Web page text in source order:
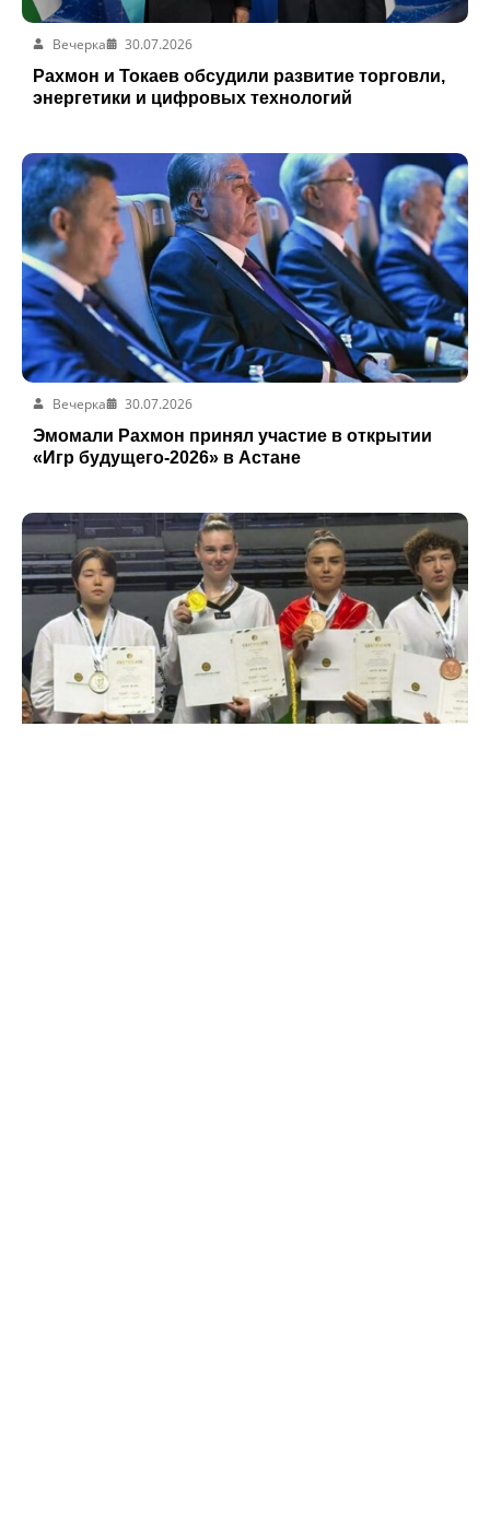
Вечерка
30.07.2026
Рахмон и Токаев обсудили развитие торговли,
энергетики и цифровых технологий
Вечерка
30.07.2026
Эмомали Рахмон принял участие в открытии
«Игр будущего-2026» в Астане